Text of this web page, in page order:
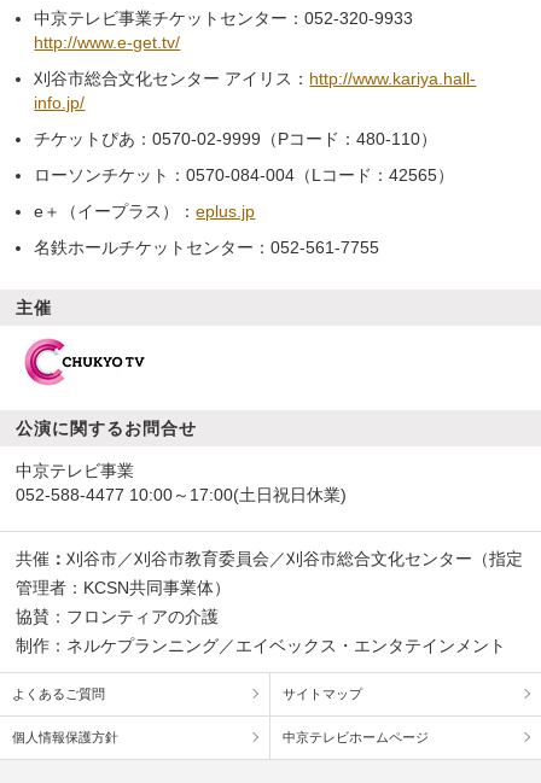
中京テレビ事業チケットセンター：052-320-9933
http://www.e-get.tv/
刈谷市総合文化センター アイリス： http://www.kariya.hall-
info.jp/
チケットぴあ：0570-02-9999（Pコード：480-110）
ローソンチケット：0570-084-004（Lコード：42565）
e＋（イープラス）：eplus.jp
名鉄ホールチケットセンター：052-561-7755
主催
公演に関するお問合せ
中京テレビ事業
052-588-4477 10:00～17:00(土日祝日休業)
共催 ：刈谷市／刈谷市教育委員会／刈谷市総合文化センター（指定
管理者：KCSN共同事業体）
協賛：フロンティアの介護
制作：ネルケプランニング／エイベックス・エンタテインメント
よくあるご質問 サイトマップ
個人情報保護方針 中京テレビホームページ